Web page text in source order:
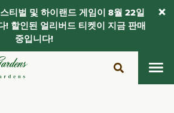
티벌 및 하이랜드 게임이 8월 22일
! 할인된 얼리버드 티켓이 지금 판매
중입니다!